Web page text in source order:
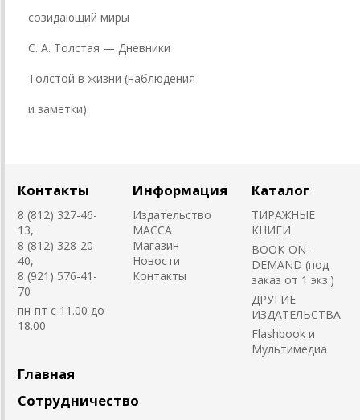
созидающий миры
С. А. Толстая — Дневники
Толстой в жизни (наблюдения
и заметки)
Контакты
8 (812) 327-46-
13,
8 (812) 328-20-
40,
8 (921) 576-41-
70
пн-пт с 11.00 до
18.00
Информация
Издательство
MACCA
Магазин
Новости
Контакты
Каталог
ТИРАЖНЫЕ
КНИГИ
BOOK-ON-
DEMAND (под
заказ от 1 экз.)
ДРУГИЕ
ИЗДАТЕЛЬСТВА
Flashbook и
Мультимедиа
Главная
Сотрудничество